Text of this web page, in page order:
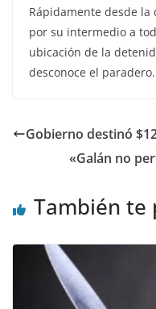
Rápidamente desde la
por su intermedio a
ubicación de la
desconoce el paradero.
Gobierno destinó
«Galán no
También te